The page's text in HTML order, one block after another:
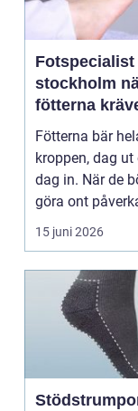
Fotspecialist
stockholm när
fötterna
mer än
sulor
Fötterna bär
kroppen, dag ut
dag in. När de
göra ont
15 juni 2026